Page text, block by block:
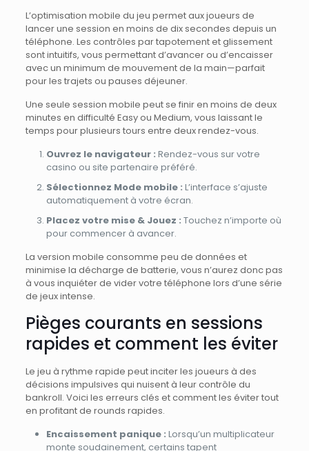
L’optimisation mobile du jeu permet aux joueurs de
lancer une session en moins de dix secondes depuis un
téléphone. Les contrôles par tapotement et glissement
sont intuitifs, vous permettant d’avancer ou d’encaisser
avec un minimum de mouvement de la main—parfait
pour les trajets ou pauses déjeuner.
Une seule session mobile peut se finir en moins de deux
minutes en difficulté Easy ou Medium, vous laissant le
temps pour plusieurs tours entre deux rendez-vous.
Ouvrez le navigateur : Rendez-vous sur votre
casino ou site partenaire préféré.
Sélectionnez Mode mobile : L’interface s’ajuste
automatiquement à votre écran.
Placez votre mise & Jouez : Touchez n’importe où
pour commencer à avancer.
La version mobile consomme peu de données et
minimise la décharge de batterie, vous n’aurez donc pas
à vous inquiéter de vider votre téléphone lors d’une série
de jeux intense.
Pièges courants en sessions
rapides et comment les éviter
Le jeu à rythme rapide peut inciter les joueurs à des
décisions impulsives qui nuisent à leur contrôle du
bankroll. Voici les erreurs clés et comment les éviter tout
en profitant de rounds rapides.
Encaissement panique : Lorsqu’un multiplicateur
monte soudainement, certains tapent